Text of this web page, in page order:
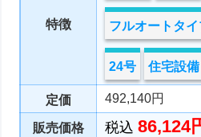
特徴 フルオートタ
24号 住宅設備
定価 492,140円
販売価格 税込86,124